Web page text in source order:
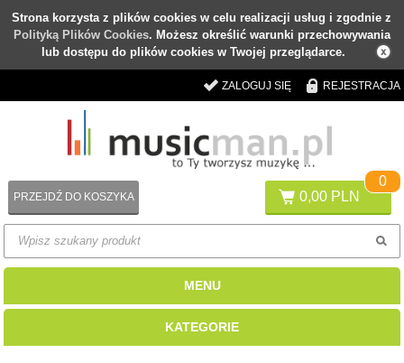
Strona korzysta z plików cookies w celu realizacji usług i zgodnie z
Polityką Plików Cookies. Możesz określić warunki przechowywania
lub dostępu do plików cookies w Twojej przeglądarce.
ZALOGUJ SIĘ REJESTRACJA
0,00 PLN
0
PRZEJDŹ DO KOSZYKA
MENU
KATEGORIE